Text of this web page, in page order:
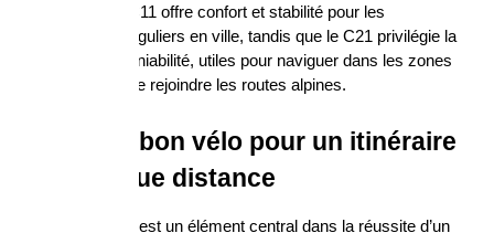
d’approche. Le C11 offre confort et stabilité pour les
déplacements réguliers en ville, tandis que le C21 privilégie la
légèreté et la maniabilité, utiles pour naviguer dans les zones
urbaines avant de rejoindre les routes alpines.
Choisir le bon vélo pour un itinéraire
alpin longue distance
Le choix du vélo est un élément central dans la réussite d’un